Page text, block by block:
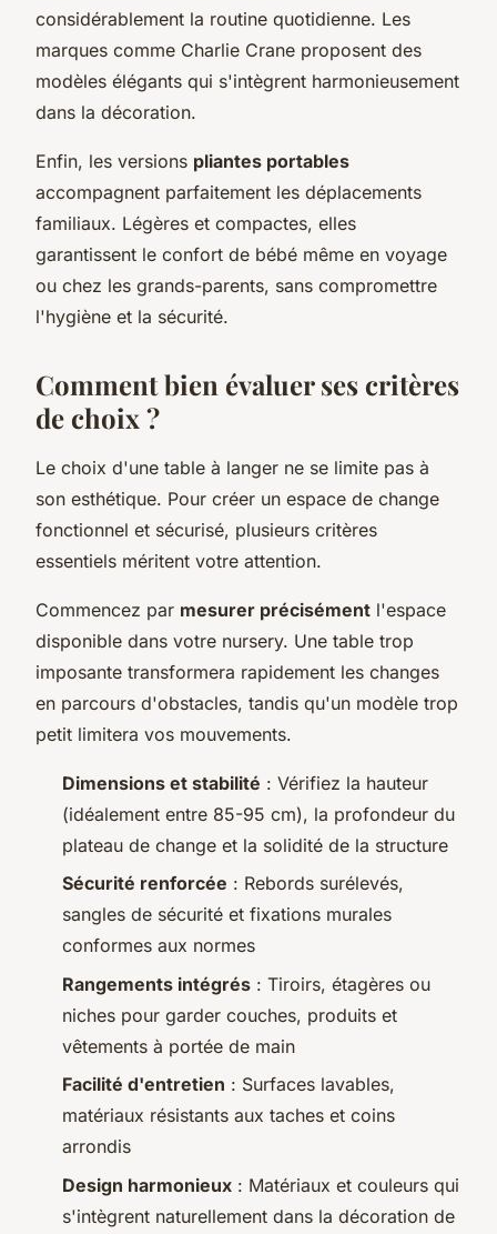
considérablement la routine quotidienne. Les
marques comme Charlie Crane proposent des
modèles élégants qui s'intègrent harmonieusement
dans la décoration.
Enfin, les versions pliantes portables
accompagnent parfaitement les déplacements
familiaux. Légères et compactes, elles
garantissent le confort de bébé même en voyage
ou chez les grands-parents, sans compromettre
l'hygiène et la sécurité.
Comment bien évaluer ses critères
de choix ?
Le choix d'une table à langer ne se limite pas à
son esthétique. Pour créer un espace de change
fonctionnel et sécurisé, plusieurs critères
essentiels méritent votre attention.
Commencez par mesurer précisément l'espace
disponible dans votre nursery. Une table trop
imposante transformera rapidement les changes
en parcours d'obstacles, tandis qu'un modèle trop
petit limitera vos mouvements.
Dimensions et stabilité : Vérifiez la hauteur
(idéalement entre 85-95 cm), la profondeur du
plateau de change et la solidité de la structure
Sécurité renforcée : Rebords surélevés,
sangles de sécurité et fixations murales
conformes aux normes
Rangements intégrés : Tiroirs, étagères ou
niches pour garder couches, produits et
vêtements à portée de main
Facilité d'entretien : Surfaces lavables,
matériaux résistants aux taches et coins
arrondis
Design harmonieux : Matériaux et couleurs qui
s'intègrent naturellement dans la décoration de